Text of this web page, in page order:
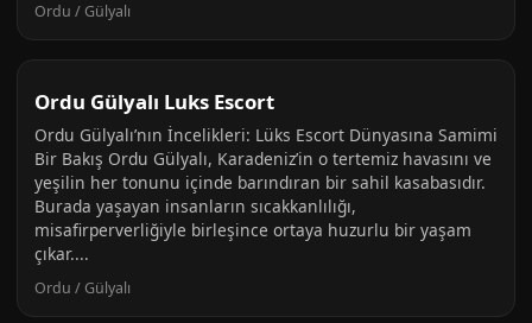
Ordu / Gülyalı
Ordu Gülyalı Luks Escort
Ordu Gülyalı’nın İncelikleri: Lüks Escort Dünyasına Samimi
Bir Bakış Ordu Gülyalı, Karadeniz’in o tertemiz havasını ve
yeşilin her tonunu içinde barındıran bir sahil kasabasıdır.
Burada yaşayan insanların sıcakkanlılığı,
misafirperverliğiyle birleşince ortaya huzurlu bir yaşam
çıkar....
Ordu / Gülyalı